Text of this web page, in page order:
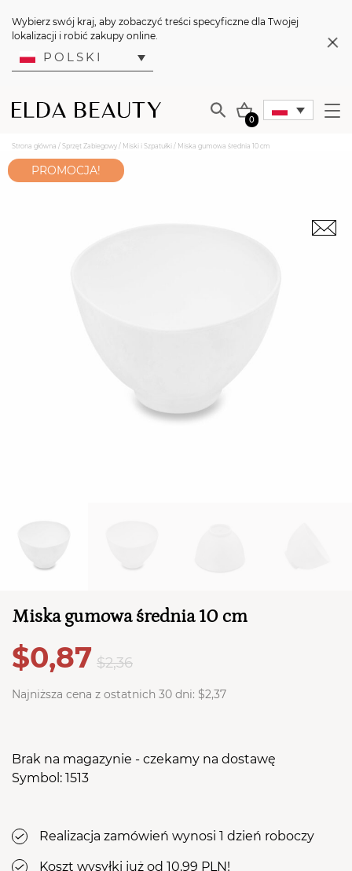
Wybierz swój kraj, aby zobaczyć treści specyficzne dla Twojej
lokalizacji i robić zakupy online.
POLSKI
0
Strona główna / Sprzęt Zabiegowy / Miski i Szpatułki / Miska gumowa średnia 10 cm
PROMOCJA!
Miska gumowa średnia 10 cm
$0,87 $2,36
Najniższa cena z ostatnich 30 dni: $2,37
Brak na magazynie - czekamy na dostawę
Symbol: 1513
Realizacja zamówień wynosi 1 dzień roboczy
Koszt wysyłki już od 10,99 PLN!